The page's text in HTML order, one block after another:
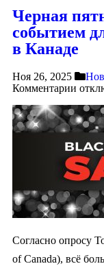
Черная
событием
в Канаде
Ноя 26, 2025
Комментарии
Согласно опросу
of Canada), всё